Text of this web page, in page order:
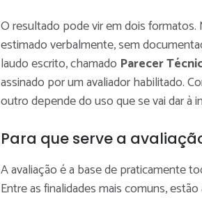
O resultado pode vir em dois
estimado verbalmente, sem
laudo escrito, chamado Parecer
assinado por um avaliador habilitado.
outro depende do uso que se vai dar à
Para que serve a
A avaliação é a base de praticamente
Entre as finalidades mais comuns,